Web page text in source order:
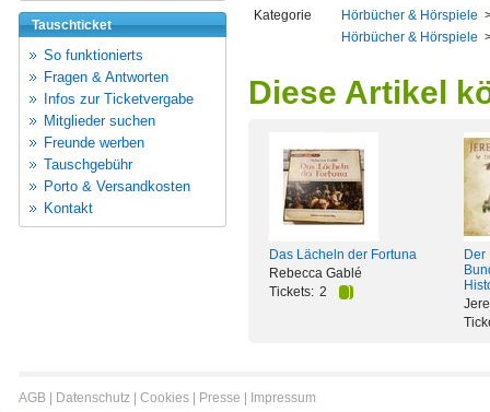
Tauschticket
So funktionierts
Fragen & Antworten
Infos zur Ticketvergabe
Mitglieder suchen
Freunde werben
Tauschgebühr
Porto & Versandkosten
Kontakt
Kategorie Hörbücher & Hörspiele
Hörbücher & Hörspiele
Diese Artikel
Das Lächeln der Fortuna
Rebecca Gablé
Tickets: 2
Der
AGB Datenschutz Cookies Presse Impressum